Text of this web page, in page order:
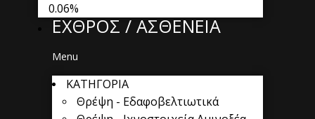
0.06%
ΕΧΘΡΟΣ / ΑΣΘΕΝΕΙΑ
Menu
ΚΑΤΗΓΟΡΙΑ
Θρέψη - Εδαφοβελτιωτικά